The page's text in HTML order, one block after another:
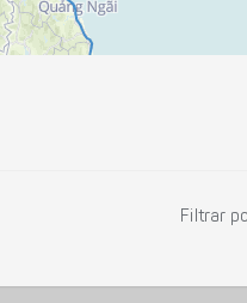
Filtrar